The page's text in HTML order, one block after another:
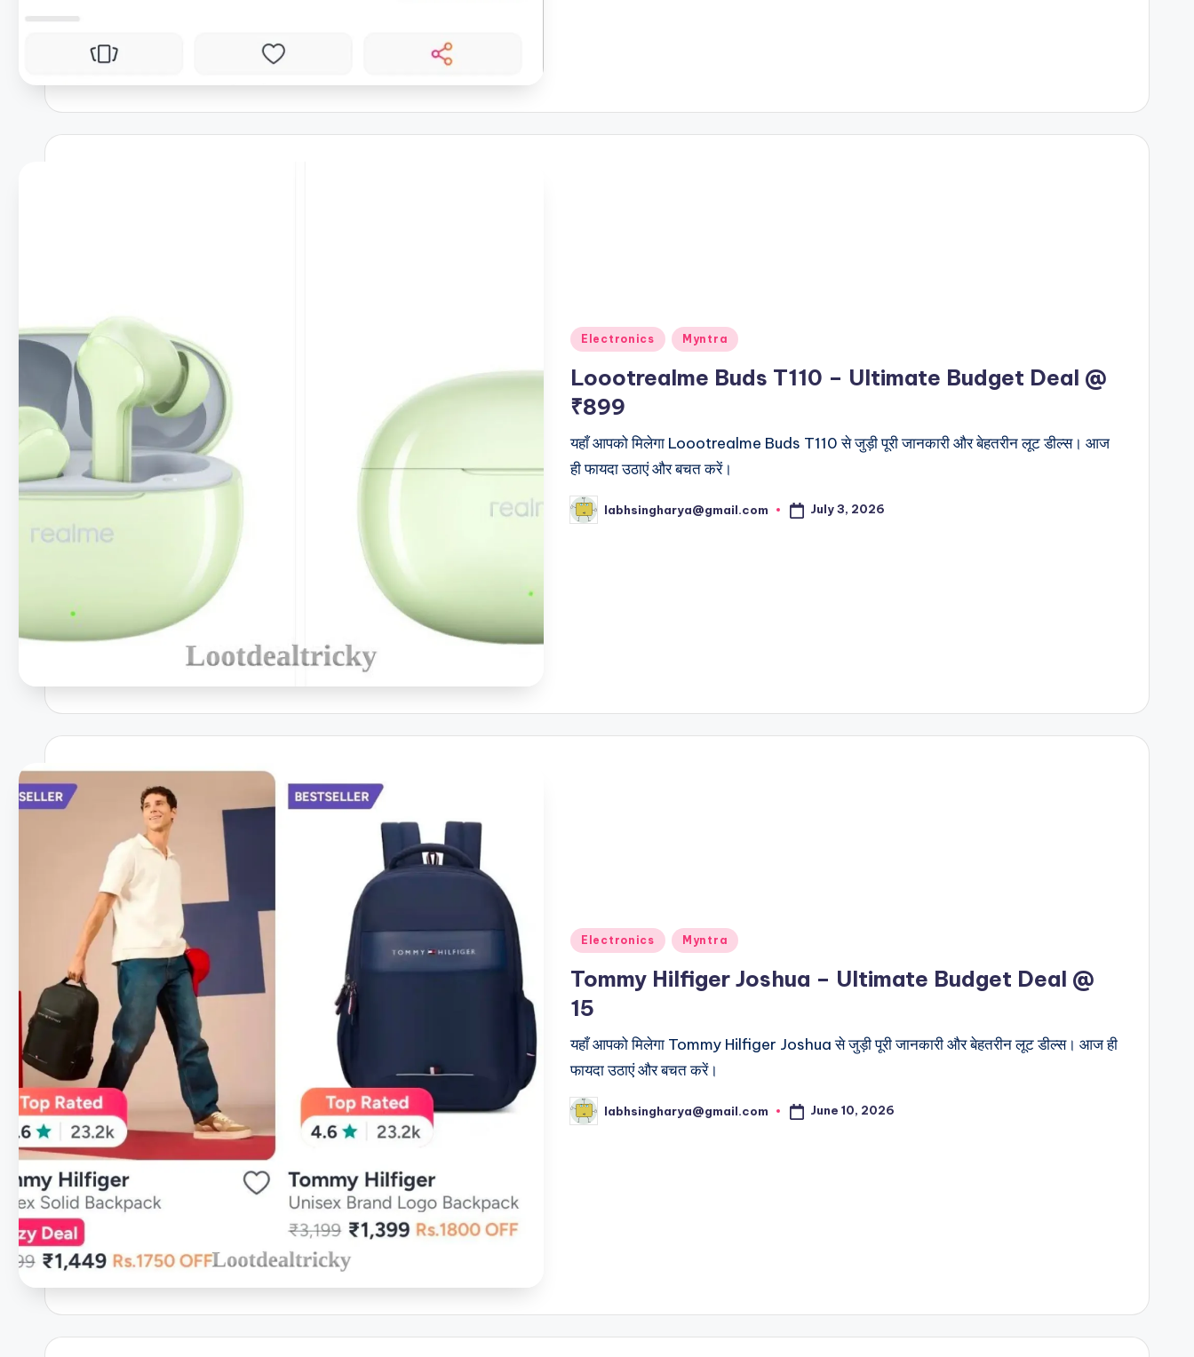
Posted
Electronics Myntra
Loootrealme Buds T110 – Ultimate Budget Deal @
₹899
यहाँ आपको मिलेगा Loootrealme Buds T110 से जुड़ी पूरी जानकारी और बेहतरीन लूट डील्स। आज
ही फायदा उठाएं और बचत करें।
Posted
by
labhsingharya@gmail.com July 3, 2026
Posted
Electronics Myntra
Tommy Hilfiger Joshua – Ultimate Budget Deal @
15
यहाँ आपको मिलेगा Tommy Hilfiger Joshua से जुड़ी पूरी जानकारी और बेहतरीन लूट डील्स। आज ही
फायदा उठाएं और बचत करें।
Posted
by
labhsingharya@gmail.com June 10, 2026